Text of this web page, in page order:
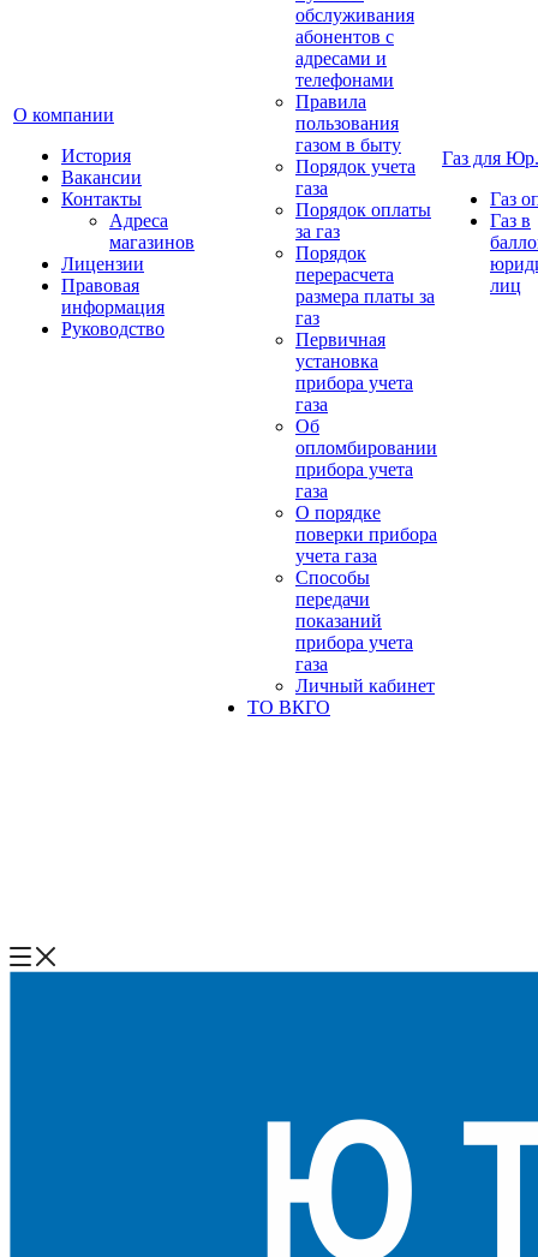
О компании
История
Вакансии
Контакты
Адреса
магазинов
Лицензии
Правовая
информация
Руководство
обслуживания
абонентов с
адресами и
телефонами
Правила
пользования
газом в быту
Порядок учета
газа
Порядок оплаты
за газ
Порядок
перерасчета
размера платы за
газ
Первичная
установка
прибора учета
газа
Об
опломбировании
прибора учета
газа
О порядке
поверки прибора
учета газа
Способы
передачи
показаний
прибора учета
газа
Личный кабинет
ТО ВКГО
Газ для
Газ
Газ в
лиц